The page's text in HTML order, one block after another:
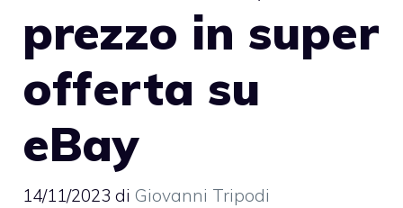
prezzo in super
offerta su
eBay
14/11/2023 di Giovanni Tripodi